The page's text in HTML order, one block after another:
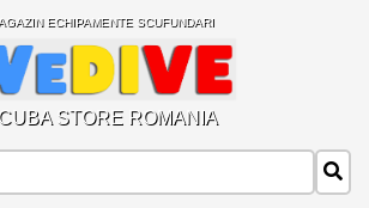
ECHIPAMENTE SCUFUNDARI
STORE ROMANIA